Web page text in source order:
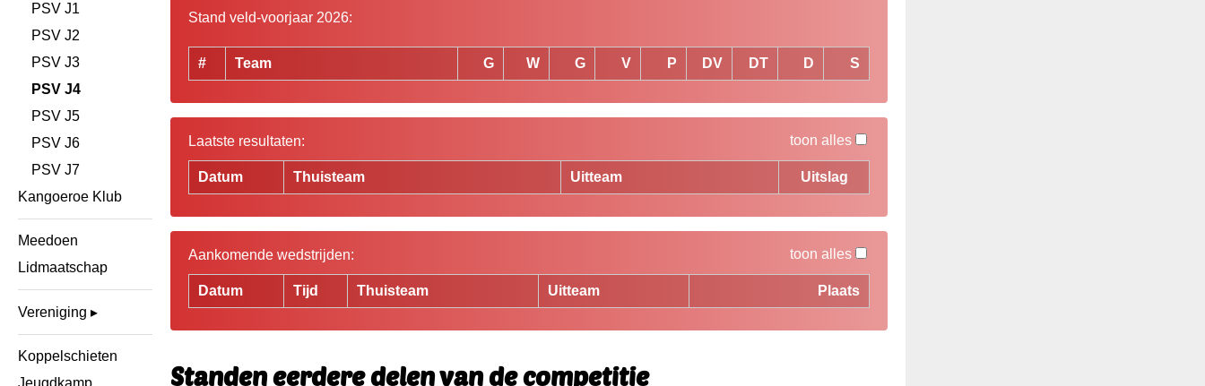
PSV J1
PSV J2
PSV J3
PSV J4
PSV J5
PSV J6
PSV J7
Kangoeroe Klub
Meedoen
Lidmaatschap
Vereniging
Koppelschieten
Jeugdkamp
Stand veld-voorjaar 2026:
# Team G W G V P DV DT D S
Laatste resultaten: toon alles
Datum Thuisteam Uitteam Uitslag
Aankomende wedstrijden: toon alles
Datum Tijd Thuisteam Uitteam Plaats
Standen eerdere delen van de competitie